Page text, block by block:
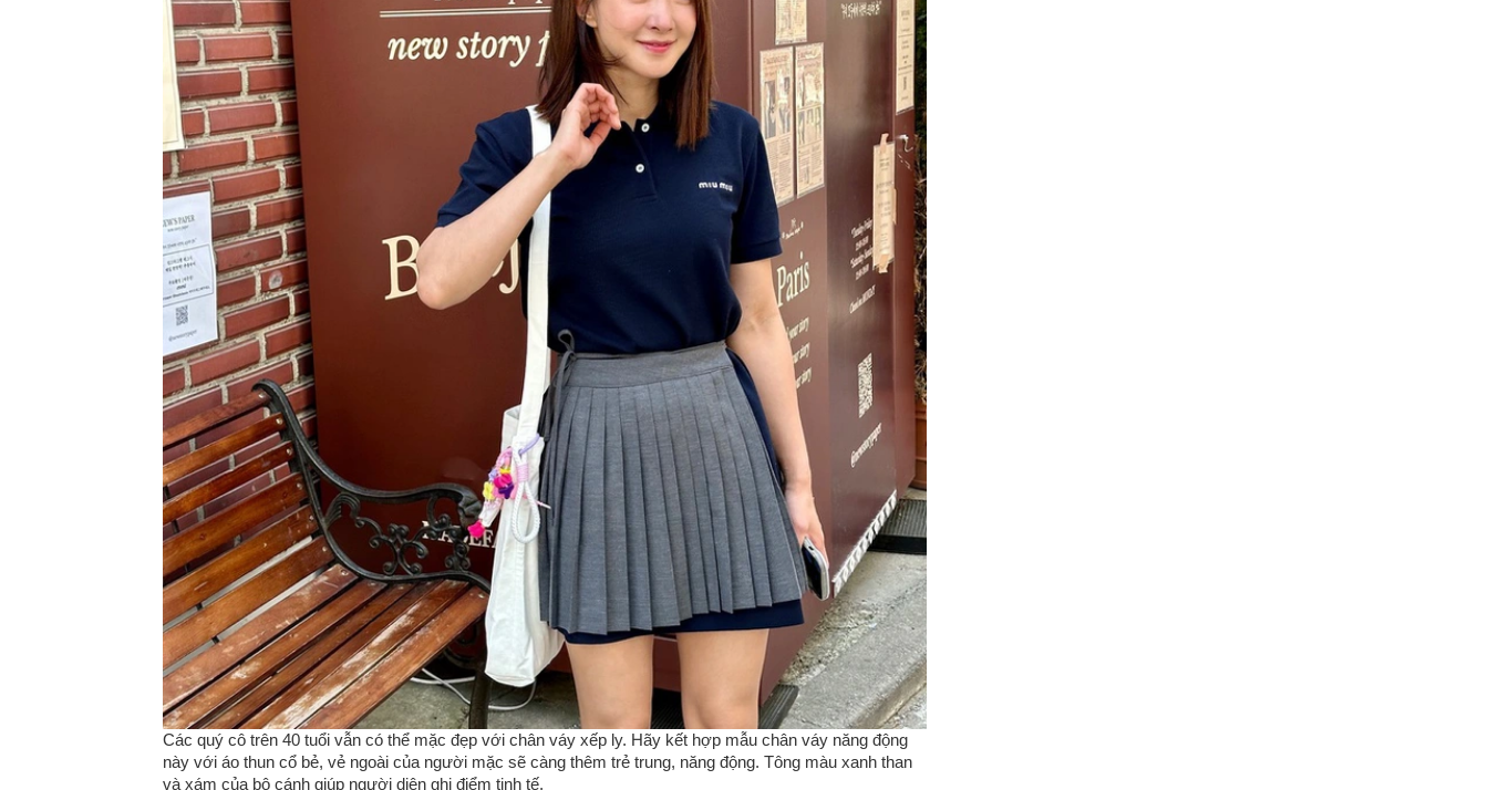
Các quý cô trên 40 tuổi vẫn có thể mặc đẹp với chân váy xếp ly. Hãy kết hợp mẫu chân váy năng động
này với áo thun cổ bẻ, vẻ ngoài của người mặc sẽ càng thêm trẻ trung, năng động. Tông màu xanh than
và xám của bộ cánh giúp người diện ghi điểm tinh tế.